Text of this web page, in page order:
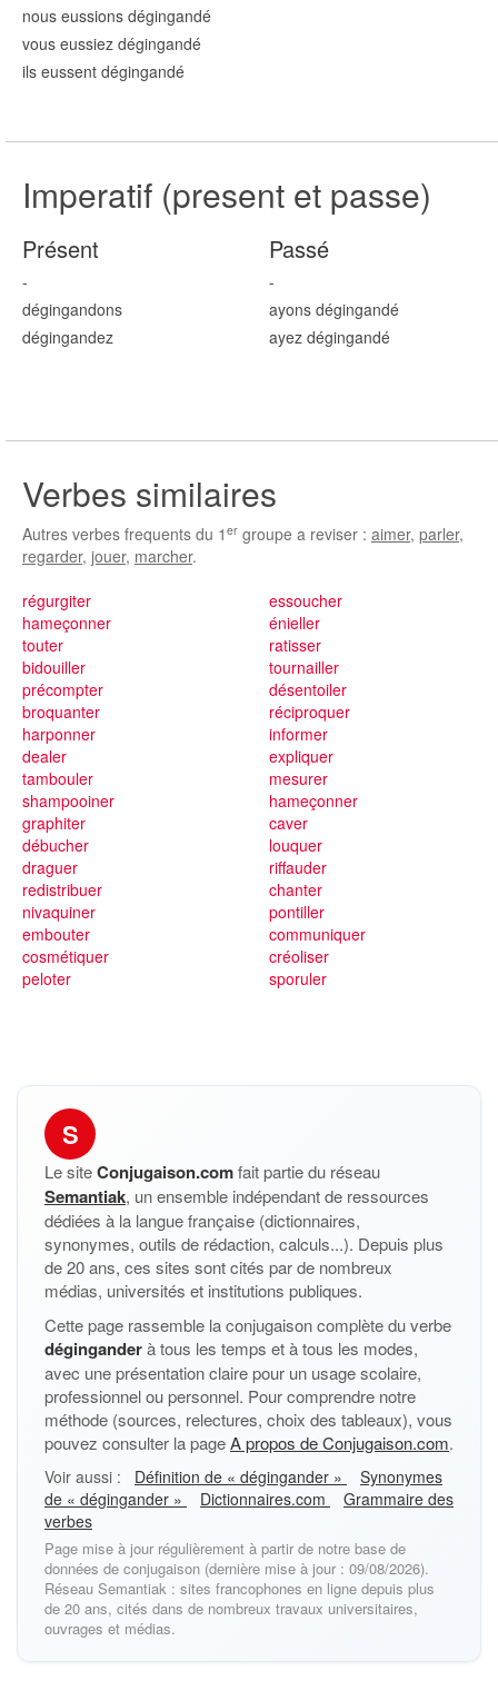
nous eussions dégingandé
vous eussiez dégingandé
ils eussent dégingandé
Imperatif (present et passe)
Présent
-
dégingandons
dégingandez
Passé
-
ayons dégingandé
ayez dégingandé
Verbes similaires
Autres verbes frequents du 1 er groupe a reviser : aimer, parler,
regarder, jouer, marcher.
régurgiter
hameçonner
touter
bidouiller
précompter
broquanter
harponner
dealer
tambouler
essoucher
énieller
ratisser
tournailler
désentoiler
réciproquer
informer
expliquer
mesurer
shampooiner
graphiter
débucher
draguer
redistribuer
nivaquiner
embouter
cosmétiquer
peloter
hameçonner
caver
louquer
riffauder
chanter
pontiller
communiquer
créoliser
sporuler
S
Le siteConjugaison.comfait partie du réseau
Semantiak, un ensemble indépendant de ressources
dédiées à la langue française (dictionnaires,
synonymes, outils de rédaction, calculs...). Depuis plus
de 20 ans, ces sites sont cités par de nombreux
médias, universités et institutions publiques.
Cette page rassemble la conjugaison complète du verbe
déginganderà tous les temps et à tous les modes,
avec une présentation claire pour un usage scolaire,
professionnel ou personnel. Pour comprendre notre
méthode (sources, relectures, choix des tableaux), vous
pouvez consulter la pageA propos de Conjugaison.com.
Voir aussi : Définition de « dégingander »
Synonymes
de « dégingander »
Dictionnaires.com
Grammaire des
verbes
Page mise à jour régulièrement à partir de notre base de
données de conjugaison (dernière mise à jour : 09/08/2026).
Réseau Semantiak : sites francophones en ligne depuis plus
de 20 ans, cités dans de nombreux travaux universitaires,
ouvrages et médias.